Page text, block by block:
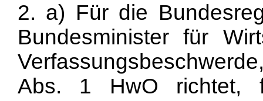
2. a) Für die
Bundesminister für
Abs. 1 HwO richtet,